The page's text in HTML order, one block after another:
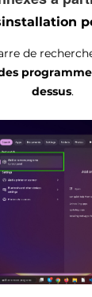
de
dessus.